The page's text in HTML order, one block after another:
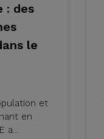
: des
le
et
en